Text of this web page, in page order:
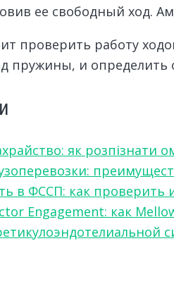
ее свободный ход.
проверить работу
пружины, и определить
як розпізнати
в ФССП: как проверить
Engagement: как